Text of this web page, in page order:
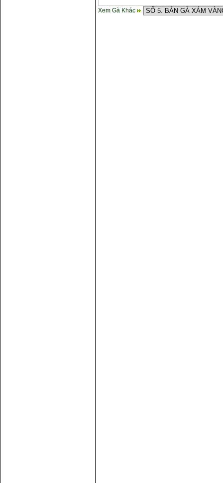
Xem Gà Khác